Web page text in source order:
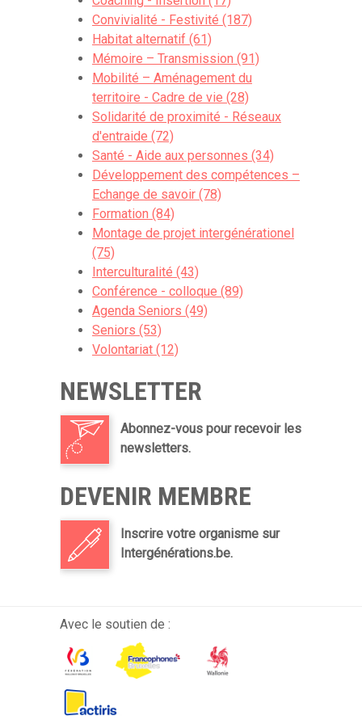
célèbres cerisiers du Japon.
Cherry Radio 1170
Pour capter la voix des habitants
Pour diffuser les bonnes ondes de tous et
toutes
Pour raconter et partager
Pour poser des questions à haute voix
Pour s’écouter les uns et les autres
Nos premiers podcasts parlent d’
celle du voisin ou de la voisine, celle de
notre meilleur.e ami.e, l’amour de la
solitude, du mariage, bref, ces liens qui
nous tiennent à cœur.
Interviews réalisées avec les participantes
de ‘Moments de femmes’,
les jeunes de la Maison de Quartier des
des bénéficiaires de Vivre chez Soi, David
Leisterh (CPAS),
Olivier Deleuze (bourgmestre) et des
voisins du projet de la ‘Carte Bavarde’
Convivialité - Festivité (187)
Habitat alternatif (61)
Mémoire – Transmission (91)
Mobilité – Aménagement du
territoire - Cadre de vie (28)
Solidarité de proximité - Réseaux
d'entraide (72)
Santé - Aide aux personnes (34)
Développement des compétences –
Echange de savoir (78)
Formation (84)
Montage de projet intergénérationel
(75)
Interculturalité (43)
Conférence - colloque (89)
Agenda Seniors (49)
Seniors (53)
Volontariat (12)
NEWSLETTER
Abonnez-vous pour recevoir les
newsletters.
DEVENIR MEMBRE
Inscrire votre organisme sur
Intergénérations.be.
Avec le soutien de :